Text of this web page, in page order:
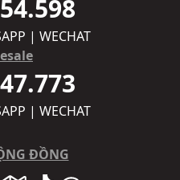
| WECHAT
| WECHAT
ĐỒNG